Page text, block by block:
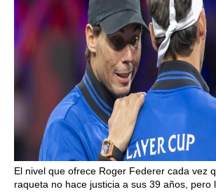
El nivel que ofrece Roger Federer cada vez
raqueta no hace justicia a sus 39 años, pero